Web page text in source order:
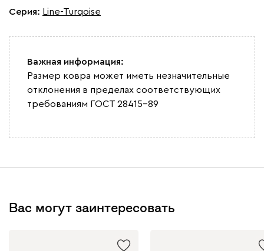
Серия: Line-Turqoise
Важная информация:
Размер ковра может иметь незначительные
отклонения в пределах соответствующих
требованиям ГОСТ 28415-89
Вас могут заинтересовать